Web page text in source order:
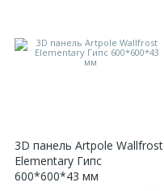
3D панель Artpole Wallfrost
Elementary Гипс
600*600*43 мм
Фотогалерея
Русты